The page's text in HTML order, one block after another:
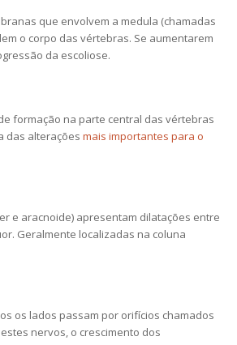
que envolvem a medula (chamadas
o corpo das vértebras. Se aumentarem
da escoliose.
formação na parte central das vértebras
das alteraçõesmais importantes para o
e aracnoide) apresentam dilatações entre
Geralmente localizadas na coluna
os lados passam por orifícios chamados
nervos, o crescimento dos